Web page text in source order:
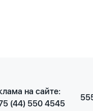
на сайте:
(44) 550 4545